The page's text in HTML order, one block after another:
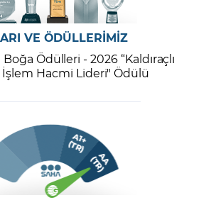
VE ÖDÜLLERİMİZ
Boğa Ödülleri - 2026 “Kaldıraçlı
Hacmi Lideri" Ödülü